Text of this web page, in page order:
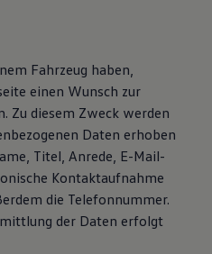
Fahrzeug haben,
einen Wunsch zur
Zu diesem Zweck werden
Daten erhoben
Titel, Anrede, E-Mail-
Kontaktaufnahme
die Telefonnummer.
der Daten erfolgt